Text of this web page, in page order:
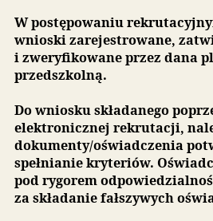
(dowodem osobistym z
certyfikatem
systemie do przedszkola/
Wypełnienie wniosku
bez jego wysłania do
po podpisaniu profilem
lub certyfikatem
dziecko nie będzie brało